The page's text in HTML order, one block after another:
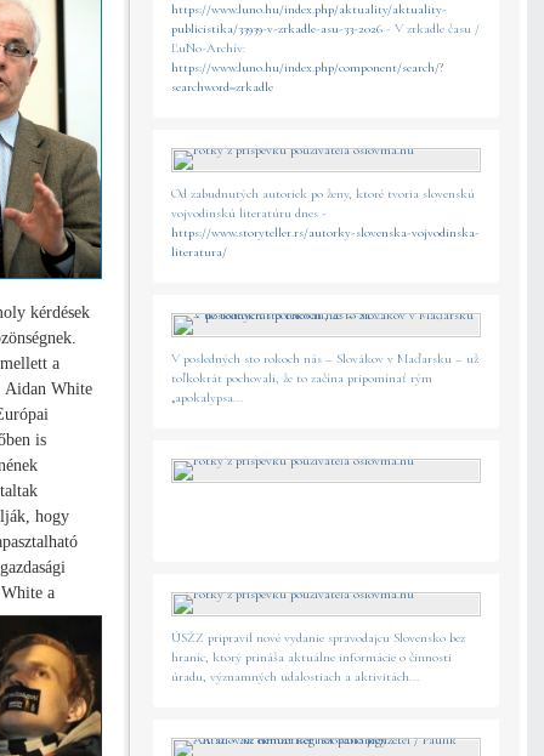
kérdések
a
Aidan White
is
hogy
a
https://www.luno.hu/index.php/aktuality/aktuality-
publicistika/33939-v-zrkadle-asu-33-2026 - V zrkadle času /
ĽuNo-Archív:
https://www.luno.hu/index.php/component/search/?
searchword=zrkadle
Od zabudnutých autoriek po ženy, ktoré tvoria slovenskú
vojvodinskú literatúru dnes -
https://www.storyteller.rs/autorky-slovenska-vojvodinska-
literatura/
V posledných sto rokoch nás – Slovákov v Maďarsku – už
toľkokrát pochovali, že to začína pripomínať rým
„apokalypsa...
ÚSŽZ pripravil nové vydanie spravodajcu Slovensko bez
hraníc, ktorý prináša aktuálne informácie o činnosti
úradu, významných udalostiach a aktivitách...